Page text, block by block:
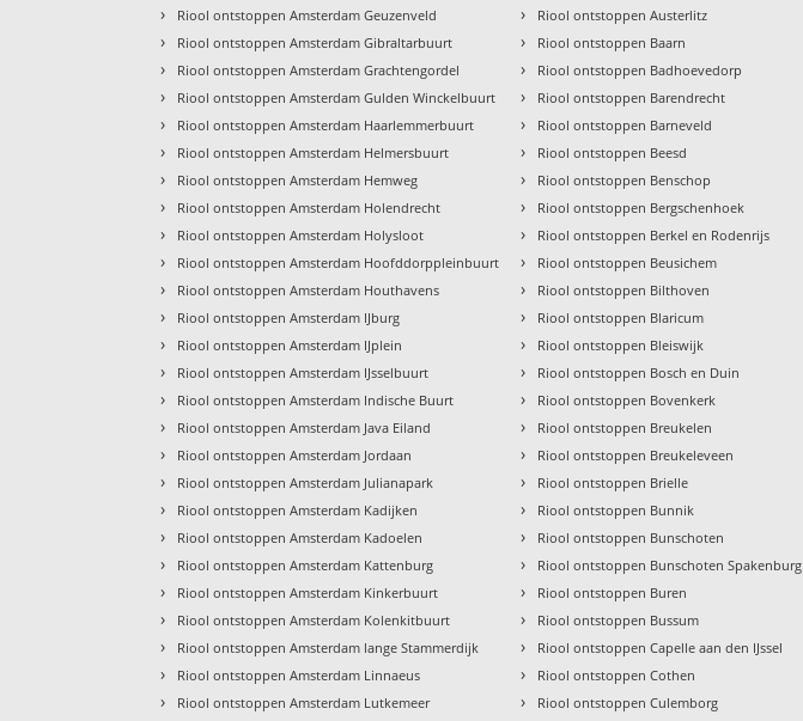
› Riool ontstoppen Amsterdam Geuzenveld
› Riool ontstoppen Amsterdam Gibraltarbuurt
› Riool ontstoppen Amsterdam Grachtengordel
› Riool ontstoppen Amsterdam Gulden Winckelbuurt
› Riool ontstoppen Amsterdam Haarlemmerbuurt
› Riool ontstoppen Amsterdam Helmersbuurt
› Riool ontstoppen Amsterdam Hemweg
› Riool ontstoppen Amsterdam Holendrecht
› Riool ontstoppen Amsterdam Holysloot
› Riool ontstoppen Amsterdam Hoofddorppleinbuurt
› Riool ontstoppen Amsterdam Houthavens
› Riool ontstoppen Amsterdam IJburg
› Riool ontstoppen Amsterdam IJplein
› Riool ontstoppen Amsterdam IJsselbuurt
› Riool ontstoppen Amsterdam Indische Buurt
› Riool ontstoppen Amsterdam Java Eiland
› Riool ontstoppen Amsterdam Jordaan
› Riool ontstoppen Amsterdam Julianapark
› Riool ontstoppen Amsterdam Kadijken
› Riool ontstoppen Amsterdam Kadoelen
› Riool ontstoppen Amsterdam Kattenburg
› Riool ontstoppen Amsterdam Kinkerbuurt
› Riool ontstoppen Amsterdam Kolenkitbuurt
› Riool ontstoppen Amsterdam lange Stammerdijk
› Riool ontstoppen Amsterdam Linnaeus
› Riool ontstoppen Amsterdam Lutkemeer
› Riool ontstoppen Austerlitz
› Riool ontstoppen Baarn
› Riool ontstoppen Badhoevedorp
› Riool ontstoppen Barendrecht
› Riool ontstoppen Barneveld
› Riool ontstoppen Beesd
› Riool ontstoppen Benschop
› Riool ontstoppen Bergschenhoek
› Riool ontstoppen Berkel en Rodenrijs
› Riool ontstoppen Beusichem
› Riool ontstoppen Bilthoven
› Riool ontstoppen Blaricum
› Riool ontstoppen Bleiswijk
› Riool ontstoppen Bosch en Duin
› Riool ontstoppen Bovenkerk
› Riool ontstoppen Breukelen
› Riool ontstoppen Breukeleveen
› Riool ontstoppen Brielle
› Riool ontstoppen Bunnik
› Riool ontstoppen Bunschoten
› Riool ontstoppen Bunschoten Spakenburg
› Riool ontstoppen Buren
› Riool ontstoppen Bussum
› Riool ontstoppen Capelle aan den IJssel
› Riool ontstoppen Cothen
› Riool ontstoppen Culemborg